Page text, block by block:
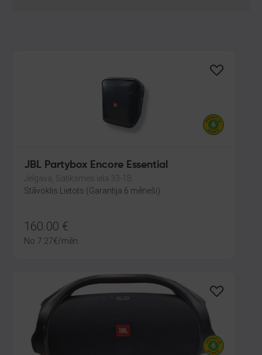
JBL Partybox Encore Essential
Jelgava, Satiksmes iela 33-1B
Stāvoklis Lietots (Garantija 6 mēneši)
160.00 €
No 7.27€/mēn.